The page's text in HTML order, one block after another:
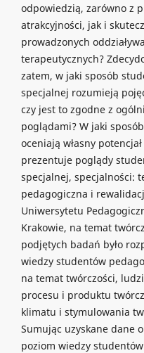
odpowiedzią, zarówno z
atrakcyjności, jak i
prowadzonych
terapeutycznych?
zatem, w jaki sposób
specjalnej rozumieją
czy jest to zgodne z
poglądami? W jaki
oceniają własny
prezentuje poglądy
specjalnej, specjalności:
pedagogiczna i
Uniwersytetu
Krakowie, na temat
podjętych badań było
wiedzy studentów
na temat twórczości,
procesu i produktu
klimatu i stymulowania
Sumując uzyskane dane
poziom wiedzy